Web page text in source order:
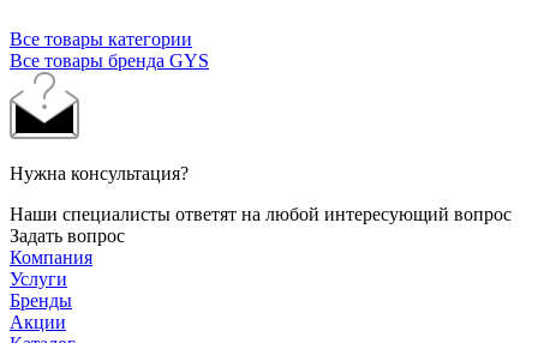
Все товары категории
Все товары бренда GYS
Нужна консультация?
Наши специалисты ответят на любой интересующий вопрос
Задать вопрос
Компания
Услуги
Бренды
Акции